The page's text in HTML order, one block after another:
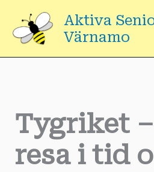
innehåll
Aktiva
Värnamo
Tygriket
resa i tid